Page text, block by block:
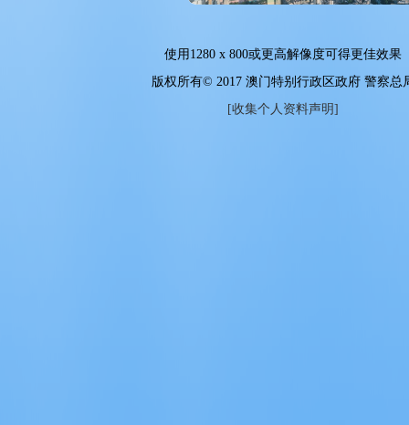
使用 1280 x 800或更高解像度可得更佳效果
版权所有© 2017 澳门特别行政区政府 警察总
[收集个人资料声明]